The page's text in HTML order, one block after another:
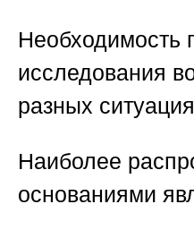
Необходимость
исследования
разных
Наиболее
основаниями